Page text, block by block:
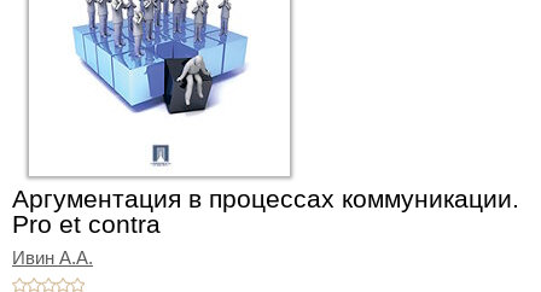
Аргументация в процессах коммуникации.
Pro et contra
Ивин А.А.